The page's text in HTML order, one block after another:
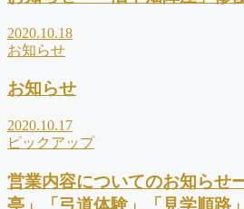
2020.10.18
お知らせ
お知らせ
2020.10.17
ピックアップ
営業内容についてのお知ら
亭」「弓道体験」「見学順路」